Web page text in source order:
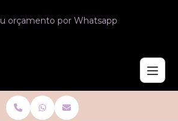
orçamento por Whatsapp